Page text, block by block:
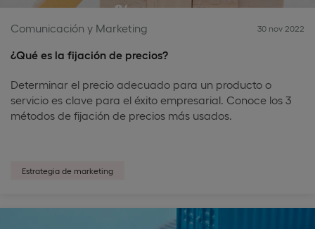
Comunicación y Marketing 30 nov 2022
¿Qué es la fijación de precios?
Determinar el precio adecuado para un producto o
servicio es clave para el éxito empresarial. Conoce los 3
métodos de fijación de precios más usados.
Estrategia de marketing